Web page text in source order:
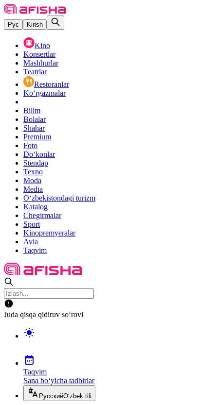
Рус Kirish
Kino
Konsertlar
Mashhurlar
Teatrlar
Restoranlar
Ko‘rgazmalar
Bilim
Bolalar
Shahar
Premium
Foto
Do‘konlar
Stendap
Texno
Moda
Media
O‘zbekistondagi turizm
Katalog
Chegirmalar
Sport
Kinopremyeralar
Avia
Taqvim
Juda qisqa qidiruv so‘rovi
Taqvim
Sana bo‘yicha tadbirlar
РусскийO‘zbek tili